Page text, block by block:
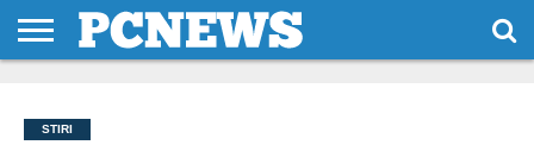
NOI
SI
CONDITII
STIRI